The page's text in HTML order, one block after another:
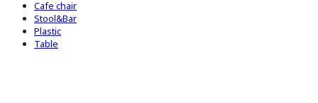
Cafe chair
Stool&Bar
Plastic
Table